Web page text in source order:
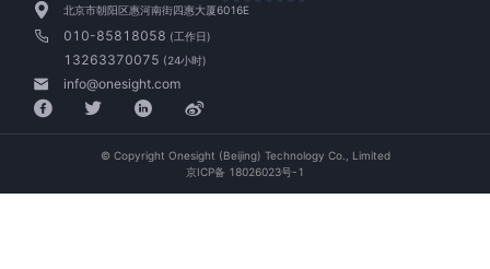
北京市朝阳区惠河南街四惠大厦6016E
010-85818058 (工作日)
13263370075 (24小时)
info@onesight.com
© Copyright Onesight (Beijing) Technology Co., Limited
京ICP备 18026023号-1